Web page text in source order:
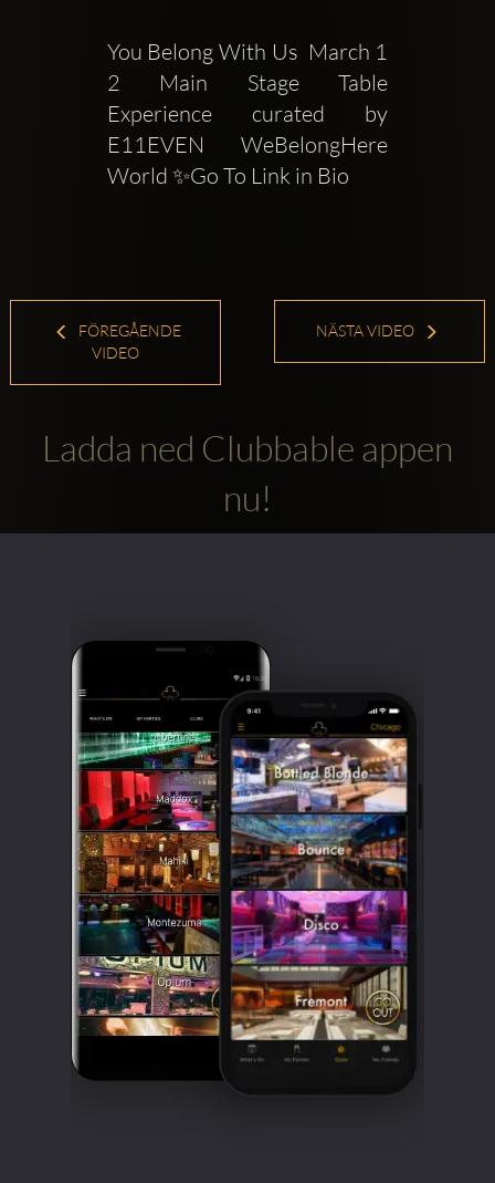
You Belong With Us  March 1
2 Main Stage Table
Experience curated by
E11EVEN  WeBelongHere
World ✨Go To Link in Bio
FÖREGÅENDE
VIDEO
NÄSTA VIDEO
Ladda ned Clubbable appen
nu!